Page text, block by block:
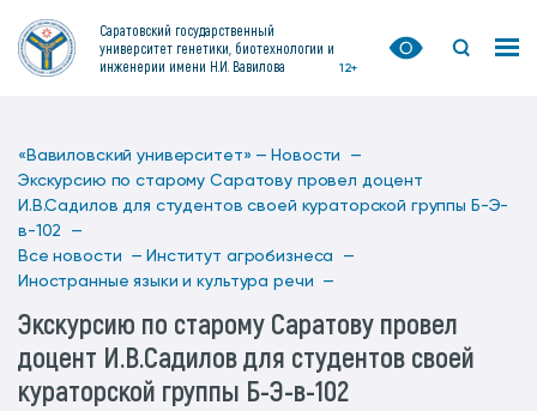
Саратовский государственный
университет генетики, биотехнологии и
инженерии имени Н.И. Вавилова
12+
«Вавиловский университет» — Новости —
Экскурсию по старому Саратову провел доцент
И.В.Садилов для студентов своей кураторской группы Б-Э-
в-102 —
Все новости — Институт агробизнеса —
Иностранные языки и культура речи —
Экскурсию по старому Саратову провел
доцент И.В.Садилов для студентов своей
кураторской группы Б-Э-в-102